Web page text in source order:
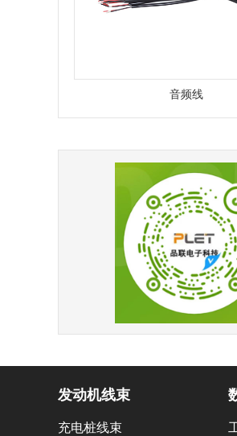
音频线
发动机线束
充电桩线束